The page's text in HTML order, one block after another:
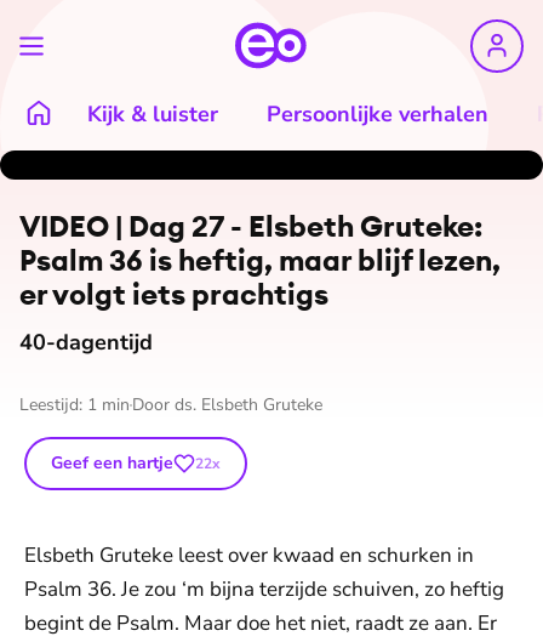
Kijk & luister Persoonlijke verhalen
VIDEO | Dag 27 - Elsbeth Gruteke:
Psalm 36 is heftig, maar blijf lezen,
er volgt iets prachtigs
40-dagentijd
Leestijd: 1 min Door ds. Elsbeth Gruteke
Geef een hartje 22x
Elsbeth Gruteke leest over kwaad en schurken in
Psalm 36. Je zou ‘m bijna terzijde schuiven, zo heftig
begint de Psalm. Maar doe het niet, raadt ze aan. Er